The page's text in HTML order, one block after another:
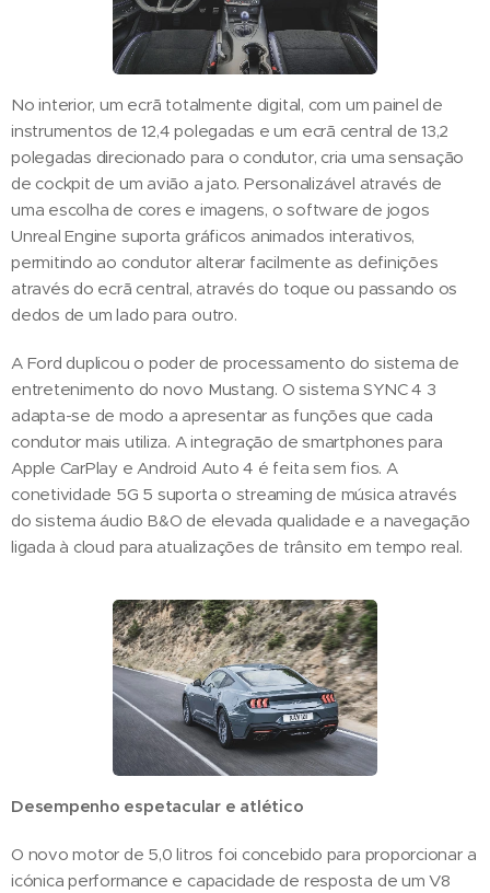
No interior, um ecrã totalmente digital, com um painel de
instrumentos de 12,4 polegadas e um ecrã central de 13,2
polegadas direcionado para o condutor, cria uma sensação
de cockpit de um avião a jato. Personalizável através de
uma escolha de cores e imagens, o software de jogos
Unreal Engine suporta gráficos animados interativos,
permitindo ao condutor alterar facilmente as definições
através do ecrã central, através do toque ou passando os
dedos de um lado para outro.
A Ford duplicou o poder de processamento do sistema de
entretenimento do novo Mustang. O sistema SYNC 4 3
adapta-se de modo a apresentar as funções que cada
condutor mais utiliza. A integração de smartphones para
Apple CarPlay e Android Auto 4 é feita sem fios. A
conetividade 5G 5 suporta o streaming de música através
do sistema áudio B&O de elevada qualidade e a navegação
ligada à cloud para atualizações de trânsito em tempo real.
Desempenho espetacular e atlético
O novo motor de 5,0 litros foi concebido para proporcionar a
icónica performance e capacidade de resposta de um V8